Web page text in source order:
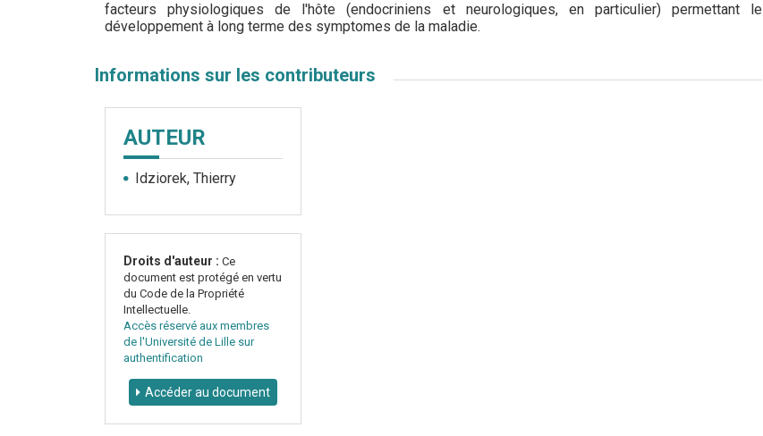
facteurs physiologiques de l'hôte (endocriniens et neurologiques, en particulier) permettant le
développement à long terme des symptomes de la maladie.
Informations sur les contributeurs
AUTEUR
Idziorek, Thierry
Droits d'auteur : Ce
document est protégé en vertu
du Code de la Propriété
Intellectuelle.
Accès réservé aux membres
de l'Université de Lille sur
authentification
Accéder au document